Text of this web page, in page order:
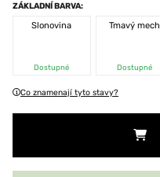
ZÁKLADNÍ BARVA:
Slonovina
Dostupné
Tmavý mech
Dostupné
Co znamenají tyto stavy?